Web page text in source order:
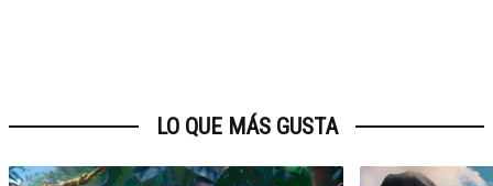
LO QUE MÁS GUSTA